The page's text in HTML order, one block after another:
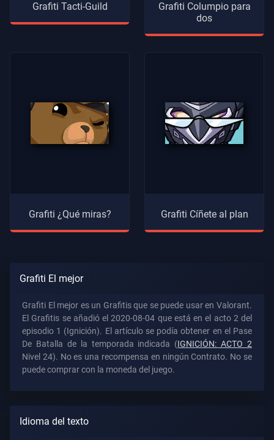
Grafiti Tacti-Guild
Grafiti Columpio para
dos
Grafiti ¿Qué miras? Grafiti Cíñete al plan
Grafiti El mejor
Grafiti El mejor es un Grafitis que se puede usar en Valorant.
El Grafitis se añadió el 2020-08-04 que está en el acto 2 del
episodio 1 (Ignición). El artículo se podía obtener en el Pase
De Batalla de la temporada indicada (IGNICIÓN: ACTO 2
Nivel 24). No es una recompensa en ningún Contrato. No se
puede comprar con la moneda del juego.
Idioma del texto